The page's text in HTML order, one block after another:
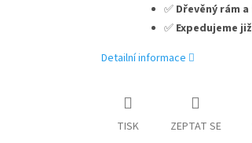
✅ Dřevěný rám
✅ Expedujeme
Detailní informace
TISK ZEPTAT SE